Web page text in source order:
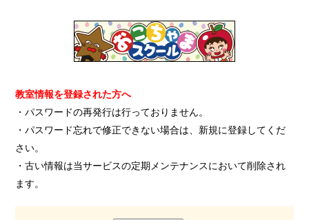
教室情報を登録された方へ
・パスワードの再発行は行っておりません。
・パスワード忘れで修正できない場合は、新規に登録してくだ
さい。
・古い情報は当サービスの定期メンテナンスにおいて削除され
ます。